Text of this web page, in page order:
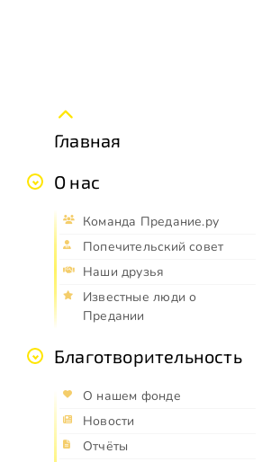
Главная
О нас
Команда Предание.ру
Попечительский совет
Наши друзья
Известные люди о
Предании
Благотворительность
О нашем фонде
Новости
Отчёты